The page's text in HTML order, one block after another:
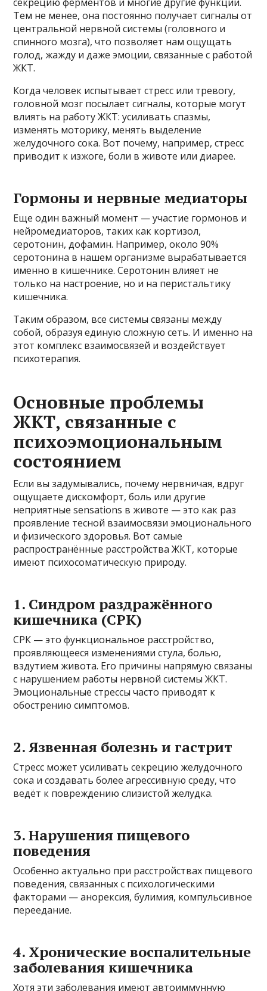
Тем не менее, она постоянно получает сигналы от
центральной нервной системы (головного и
спинного мозга), что позволяет нам ощущать
голод, жажду и даже эмоции, связанные с работой
ЖКТ.
Когда человек испытывает стресс или тревогу,
головной мозг посылает сигналы, которые могут
влиять на работу ЖКТ: усиливать спазмы,
изменять моторику, менять выделение
желудочного сока. Вот почему, например, стресс
приводит к изжоге, боли в животе или диарее.
Гормоны и нервные медиаторы
Еще один важный момент — участие гормонов и
нейромедиаторов, таких как кортизол,
серотонин, дофамин. Например, около 90%
серотонина в нашем организме вырабатывается
именно в кишечнике. Серотонин влияет не
только на настроение, но и на перистальтику
кишечника.
Таким образом, все системы связаны между
собой, образуя единую сложную сеть. И именно на
этот комплекс взаимосвязей и воздействует
психотерапия.
Основные проблемы
ЖКТ, связанные с
психоэмоциональным
состоянием
Если вы задумывались, почему нервничая, вдруг
ощущаете дискомфорт, боль или другие
неприятные sensations в животе — это как раз
проявление тесной взаимосвязи эмоционального
и физического здоровья. Вот самые
распространённые расстройства ЖКТ, которые
имеют психосоматическую природу.
1. Синдром раздражённого
кишечника (СРК)
СРК — это функциональное расстройство,
проявляющееся изменениями стула, болью,
вздутием живота. Его причины напрямую связаны
с нарушением работы нервной системы ЖКТ.
Эмоциональные стрессы часто приводят к
обострению симптомов.
2. Язвенная болезнь и гастрит
Стресс может усиливать секрецию желудочного
сока и создавать более агрессивную среду, что
ведёт к повреждению слизистой желудка.
3. Нарушения пищевого
поведения
Особенно актуально при расстройствах пищевого
поведения, связанных с психологическими
факторами — анорексия, булимия, компульсивное
переедание.
4. Хронические воспалительные
заболевания кишечника
Хотя эти заболевания имеют автоиммунную